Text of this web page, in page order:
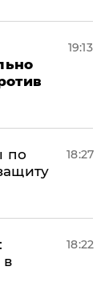
19:13
по
18:27
в
18:22